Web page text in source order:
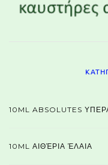
10ML ABSOLUTES
10ML ΑΙΘΈΡΙΑ ΈΛΑΙΑ